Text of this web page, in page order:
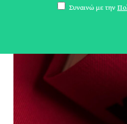
Συναινώ με την